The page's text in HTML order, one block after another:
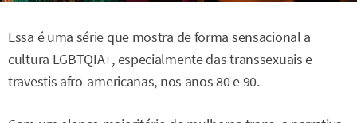
Essa é uma série que mostra de forma sensacional a
cultura LGBTQIA+, especialmente das transsexuais e
travestis afro-americanas, nos anos 80 e 90.